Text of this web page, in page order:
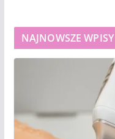
NAJNOWSZE WPISY